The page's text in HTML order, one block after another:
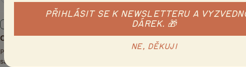
Chovná skupinka vakoveverek
Prodám Vakoveverku létavou - Rádi bychom našli nový domov pro
sameček a dvě het. Leucistic samičky. Samec má 3 roky, starší
PŘIHLÁSIT SE K NEWSLETTERU A
DÁREK. 🎁
NE, DĚKUJI